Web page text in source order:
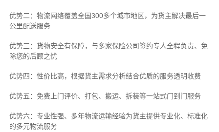
优势二：物流网络覆盖全国300多个城市地区，为货主解决最后一
公里配送服务
优势三：货物安全有保障，与多家保险公司签约专人全程负责、免
除您的后顾之忧
优势四：性价比高，根据货主需求分析结合优质的服务透明收费
优势五：免费上门评价、打包、搬运、拆装等一站式门到门服务
优势六：专业性强、多年物流运输经验为货主提供专业化、标准化
的多元物流服务